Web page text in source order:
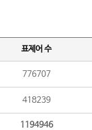
표제어 수
776707
418239
1194946